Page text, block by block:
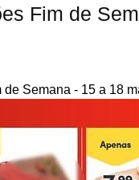
Fim de
Semana - 15 a 18